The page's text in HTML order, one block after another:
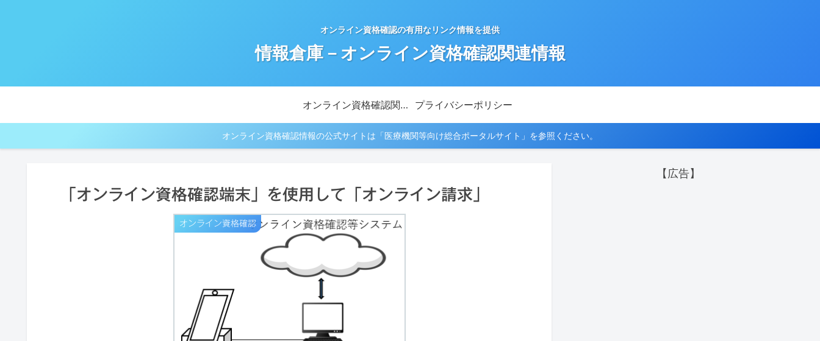
オンライン資格確認の有用なリンク情報を提供
情報倉庫－オンライン資格確認関連情報
オンライン資格確認関連情報 プライバシーポリシー
オンライン資格確認情報の公式サイトは「医療機関等向け総合ポータルサイト」を参照ください。
「オンライン資格確認端末」を使用して「オンライン請求」
オンライン資格確認
【広告】